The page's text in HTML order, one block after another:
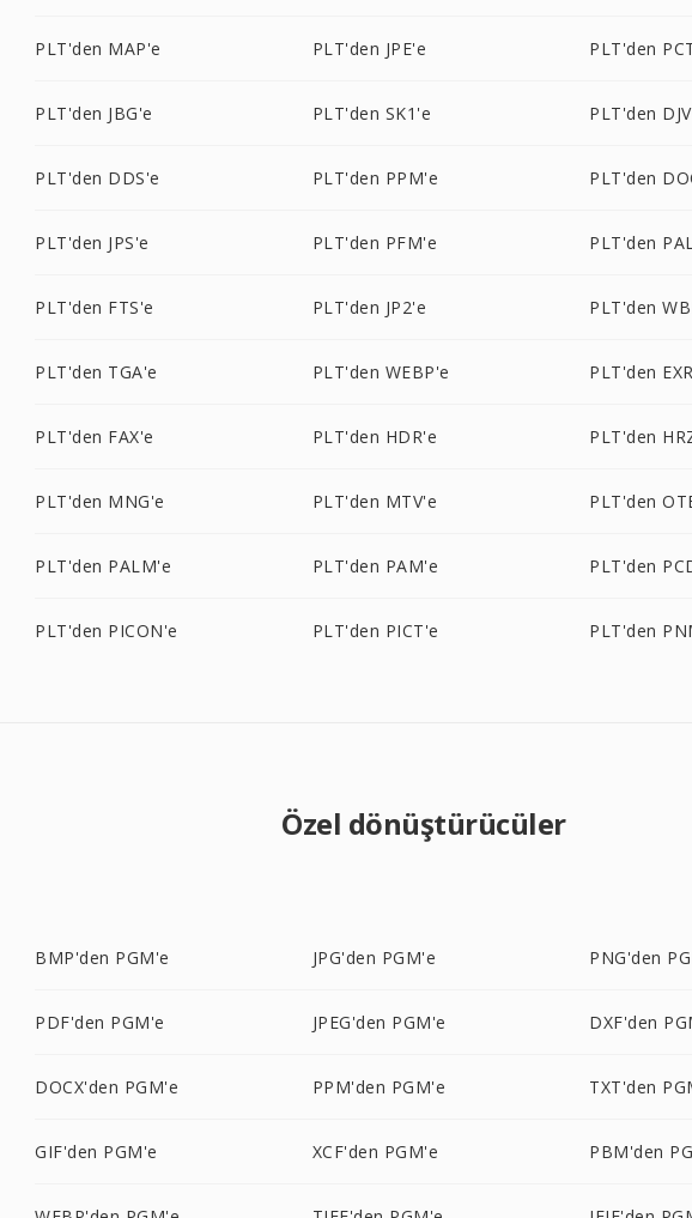
PLT'den MAP'e PLT'den JPE'e PLT'den
PLT'den JBG'e PLT'den SK1'e PLT'den
PLT'den DDS'e PLT'den PPM'e PLT'den
PLT'den JPS'e PLT'den PFM'e PLT'den
PLT'den FTS'e PLT'den JP2'e PLT'den
PLT'den TGA'e PLT'den WEBP'e PLT'den
PLT'den FAX'e PLT'den HDR'e PLT'den
PLT'den MNG'e PLT'den MTV'e PLT'den
PLT'den PALM'e PLT'den PAM'e PLT'den
PLT'den PICON'e PLT'den PICT'e PLT'den
Özel dönüştürücüler
BMP'den PGM'e JPG'den PGM'e PNG'den
PDF'den PGM'e JPEG'den PGM'e DXF'den
DOCX'den PGM'e PPM'den PGM'e TXT'den
GIF'den PGM'e XCF'den PGM'e PBM'den